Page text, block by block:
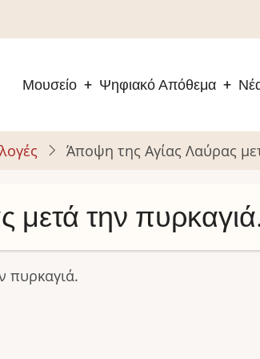
Μουσείο Ψηφιακό Απόθεμα
Άποψη της Αγίας Λαύρας
την
πυρκαγιά.